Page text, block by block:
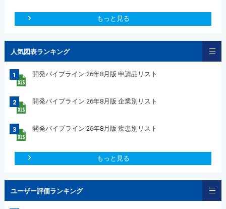
もっと見る
人気図表ランキング
1 開発パイプライン 26年8月版 申請品リスト
2 開発パイプライン 26年8月版 企業別リスト
3 開発パイプライン 26年8月版 疾患別リスト
もっと見る
ユーザー評価ランキング